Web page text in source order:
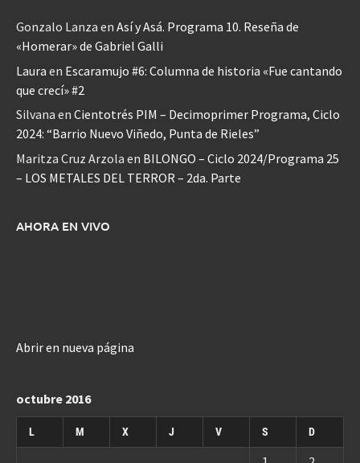
Gonzalo Lanza en Así y Asá. Programa 10. Reseña de
«Homerar» de Gabriel Galli
Laura en Escaramujo #6: Columna de historia «Fue cantando
que crecí» #2
Silvana en Cientotrés PIM – Decimoprimer Programa, Ciclo
2024: “Barrio Nuevo Viñedo, Punta de Rieles”
Maritza Cruz Arzola en BILONGO – Ciclo 2024/Programa 25
– LOS METALES DEL TERROR – 2da. Parte
AHORA EN VIVO
Abrir en nueva página
octubre 2016
L M X J V S D